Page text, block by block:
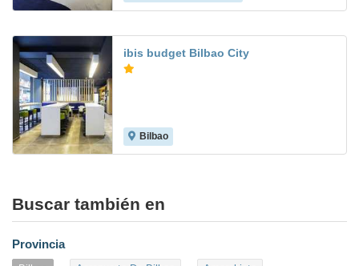
ibis budget Bilbao City
Bilbao
Buscar también en
Provincia